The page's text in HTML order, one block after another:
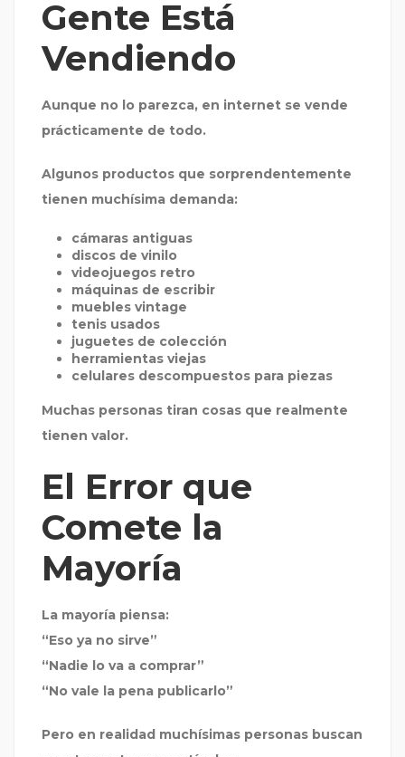
Gente Está
Vendiendo
Aunque no lo parezca, en internet se vende
prácticamente de todo.
Algunos productos que sorprendentemente
tienen muchísima demanda:
cámaras antiguas
discos de vinilo
videojuegos retro
máquinas de escribir
muebles vintage
tenis usados
juguetes de colección
herramientas viejas
celulares descompuestos para piezas
Muchas personas tiran cosas que realmente
tienen valor.
El Error que
Comete la
Mayoría
La mayoría piensa:
“Eso ya no sirve”
“Nadie lo va a comprar”
“No vale la pena publicarlo”
Pero en realidad muchísimas personas buscan